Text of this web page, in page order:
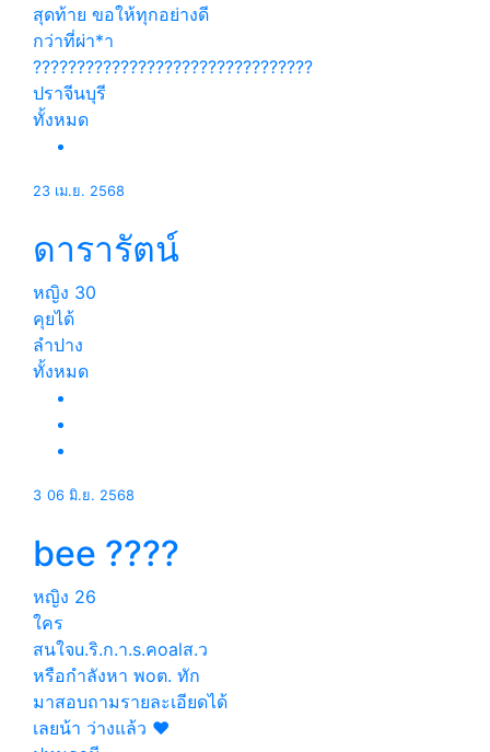
สุดท้าย ขอให้ทุกอย่างดี
กว่าที่ผ่า*า
????????????????????????????????
ปราจีนบุรี
ทั้งหมด
23 เม.ย. 2568
ดารารัตน์
หญิง 30
คุยได้
ลำปาง
ทั้งหมด
3 06 มิ.ย. 2568
bee ????
หญิง 26
ใคร
สนใจu.ริ.ก.า.s.คoalส.ว
หรือกำลังหา พoต. ทัก
มาสอบถามรายละเอียดได้
เลยน้า ว่างแล้ว ❤️